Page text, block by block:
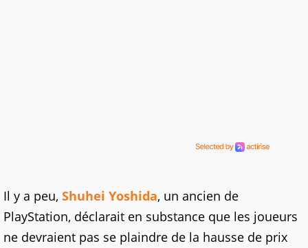
Il y a peu, Shuhei Yoshida, un ancien de
PlayStation, déclarait en substance que les joueurs
ne devraient pas se plaindre de la hausse de prix